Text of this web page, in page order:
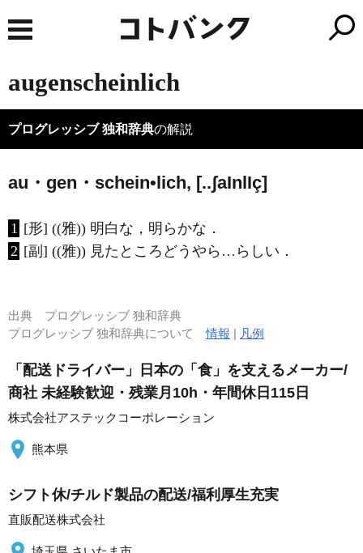
augenscheinlich
プログレッシブ 独和辞典の解説
au・gen・schein•lich, [..ʃaInlIç]
1 [形] ((雅)) 明白な，明らかな．
2 [副] ((雅)) 見たところどうやら…らしい．
出典 プログレッシブ 独和辞典
プログレッシブ 独和辞典について情報 | 凡例
「配送ドライバー」日本の「食」を支えるメーカー/
商社 未経験歓迎・残業月10h・年間休日115日
株式会社アステックコーポレーション
熊本県
シフト休/チルド製品の配送/福利厚生充実
直販配送株式会社